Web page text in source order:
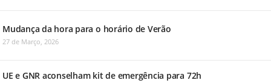
Mudança da hora para o horário de Verão
27 de Março, 2026
UE e GNR aconselham kit de emergência para 72h